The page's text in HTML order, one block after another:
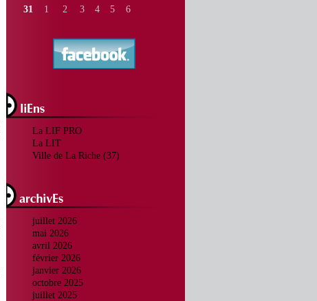
31
1 2 3 4 5 6
La LIF PRO
La LIT
Ville de La Riche (37)
juillet 2026
mai 2026
avril 2026
février 2026
janvier 2026
octobre 2025
juillet 2025